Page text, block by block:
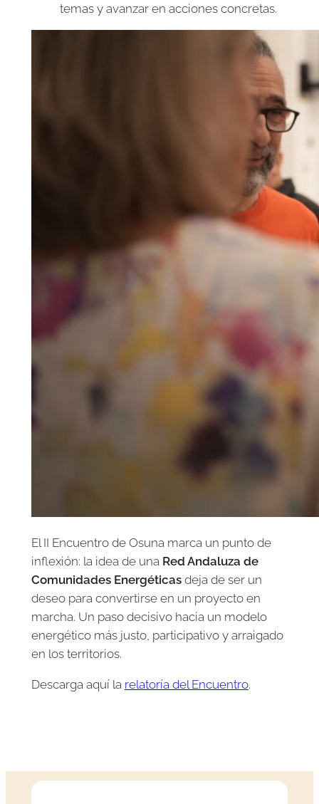
temas y avanzar en acciones concretas.
El II Encuentro de Osuna marca un punto de
inflexión: la idea de una Red Andaluza de
Comunidades Energéticasdeja de ser un
deseo para convertirse en un proyecto en
marcha. Un paso decisivo hacia un modelo
energético más justo, participativo y arraigado
en los territorios.
Descarga aquí la relatoría del Encuentro.